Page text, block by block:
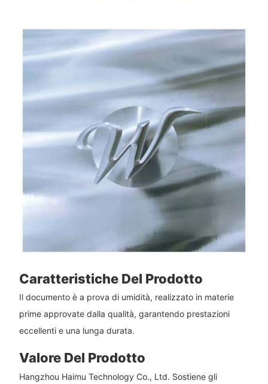
Caratteristiche Del Prodotto
Il documento è a prova di umidità, realizzato in materie
prime approvate dalla qualità, garantendo prestazioni
eccellenti e una lunga durata.
Valore Del Prodotto
Hangzhou Haimu Technology Co., Ltd. Sostiene gli